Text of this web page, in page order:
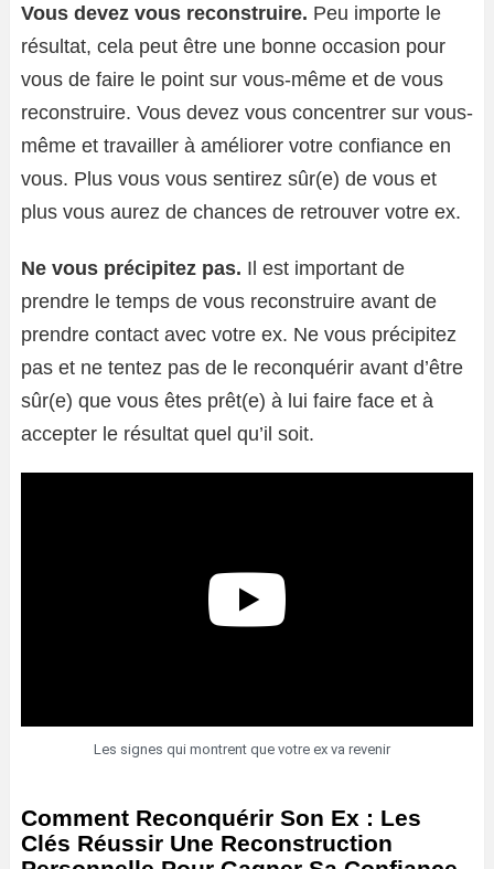
Vous devez vous reconstruire. Peu importe le
résultat, cela peut être une bonne occasion pour
vous de faire le point sur vous-même et de vous
reconstruire. Vous devez vous concentrer sur vous-
même et travailler à améliorer votre confiance en
vous. Plus vous vous sentirez sûr(e) de vous et
plus vous aurez de chances de retrouver votre ex.
Ne vous précipitez pas. Il est important de
prendre le temps de vous reconstruire avant de
prendre contact avec votre ex. Ne vous précipitez
pas et ne tentez pas de le reconquérir avant d’être
sûr(e) que vous êtes prêt(e) à lui faire face et à
accepter le résultat quel qu’il soit.
Les signes qui montrent que votre ex va revenir
Comment Reconquérir Son Ex : Les
Clés Réussir Une Reconstruction